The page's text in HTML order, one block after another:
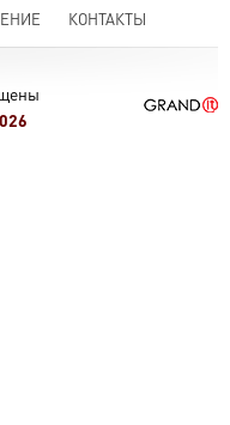
КОНТАКТЫ